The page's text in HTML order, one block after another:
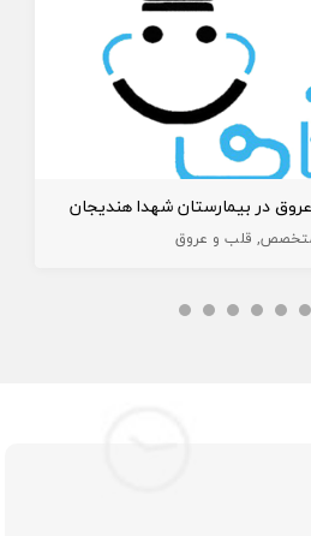
در بیمارستان شهدا هندیجان
قلب و عروق